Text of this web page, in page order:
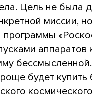
Цель не была
миссии,
аппаратов
бессмысленной.
будет купить
космического